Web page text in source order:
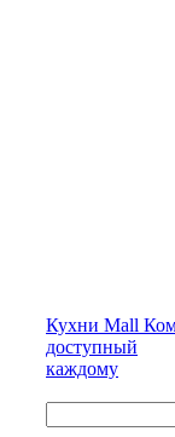
Кухни Mall
доступный
каждому